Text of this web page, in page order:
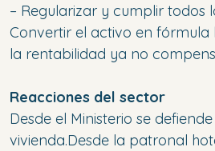
– Regularizar y cumplir todos
Convertir el activo en fórmula
la rentabilidad ya no
Reacciones del sector
Desde el Ministerio se
vivienda.Desde la patronal